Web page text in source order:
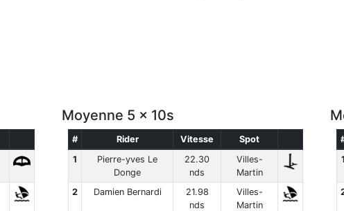
Moyenne 5 x 10s
# Rider Vitesse
Spot
1
Pierre-yves Le
Donge
22.30
nds
Villes-
Martin
2
Damien Bernardi
21.98
nds
Villes-
Martin